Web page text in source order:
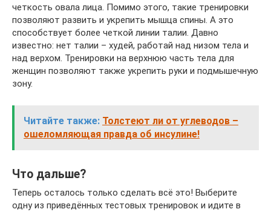
четкость овала лица. Помимо этого, такие тренировки
позволяют развить и укрепить мышца спины. А это
способствует более четкой линии талии. Давно
известно: нет талии – худей, работай над низом тела и
над верхом. Тренировки на верхнюю часть тела для
женщин позволяют также укрепить руки и подмышечную
зону.
Читайте также: Толстеют ли от углеводов –
ошеломляющая правда об инсулине!
Что дальше?
Теперь осталось только сделать всё это! Выберите
одну из приведённых тестовых тренировок и идите в